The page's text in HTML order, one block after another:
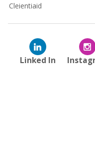
Cleientiaid
Linked In